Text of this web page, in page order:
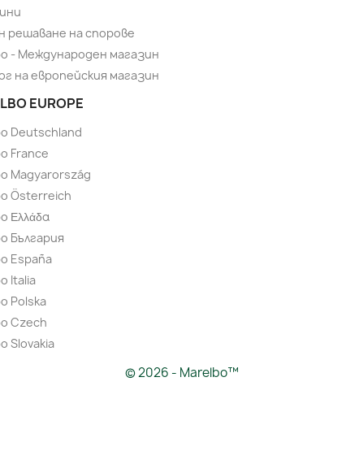
решаване на спорове
- Международен магазин
на европейския магазин
EUROPE
Deutschland
France
Magyarország
Österreich
Ελλάδα
България
España
Italia
Polska
Czech
Slovakia
© 2026 - Marelbo™